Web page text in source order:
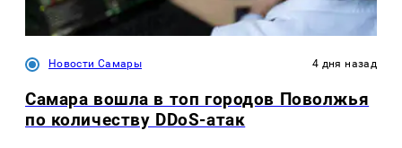
Новости Самары 4 дня назад
Самара вошла в топ городов Поволжья
по количеству DDoS-атак